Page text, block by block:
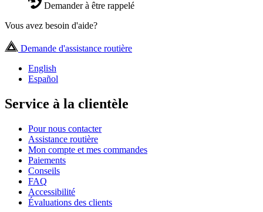
Demander à être rappelé
Vous avez besoin d'aide?
Demande d'assistance routière
English
Español
Service à la clientèle
Pour nous contacter
Assistance routière
Mon compte et mes commandes
Paiements
Conseils
FAQ
Accessibilité
Évaluations des clients